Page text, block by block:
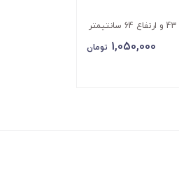
1,050,000 تومان